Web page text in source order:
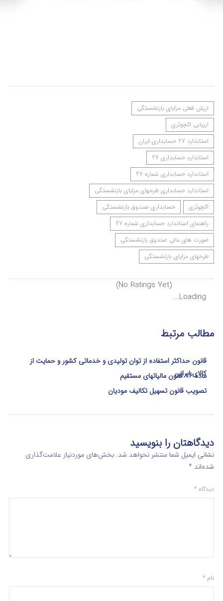
ارزش فعلی مزایای بازنشستگی
ارزیابی اکچوئری
استاندارد 27 حسابداری ایران
استاندارد حسابداری 27
استاندارد حسابداری شماره 27
استاندارد حسابداری طرحهای مزایای بازنشستگی
اکچوئری
حسابداری صندوق بازنشستگی
راهنمای استاندارد حسابداری شماره 27
صورت های مالی صندوق بازنشستگی
طرحهای مزایای بازنشستگی
(No Ratings Yet)
Loading...
مطالب مرتبط
قانون حداکثر استفاده از توان تولیدی و خدماتی کشور و حمایت از
کالای ایرانی
ماده 16 قانون مالیاتهای مستقیم
تصویب قانون تسهیل تکالیف مودیان
دیدگاهتان را بنویسید
نشانی ایمیل شما منتشر نخواهد شد. بخش‌های موردنیاز علامت‌گذاری
شده‌اند *
دیدگاه *
نام *